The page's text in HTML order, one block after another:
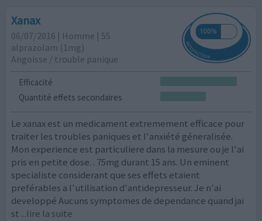
Xanax
06/07/2016 | Homme | 55
alprazolam (1mg)
Angoisse / trouble panique
Efficacité
Quantité effets secondaires
Le xanax est un medicament extremement efficace pour
traiter les troubles paniques et l'anxiété géneralisée.
Mon experience est particuliere dans la mesure ou je l'ai
pris en petite dose. . 75mg durant 15 ans. Un eminent
specialiste considerant que ses effets etaient
preférables a l'utilisation d'antidepresseur. Je n'ai
developpé Aucuns symptomes de dependance quand jai
st ...lire la suite